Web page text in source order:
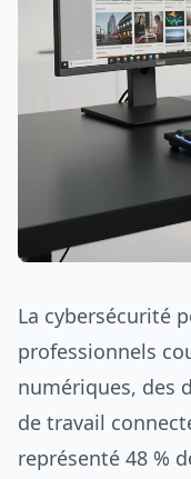
La cybersécurité
professionnels
numériques, des
de travail
représenté 48 %